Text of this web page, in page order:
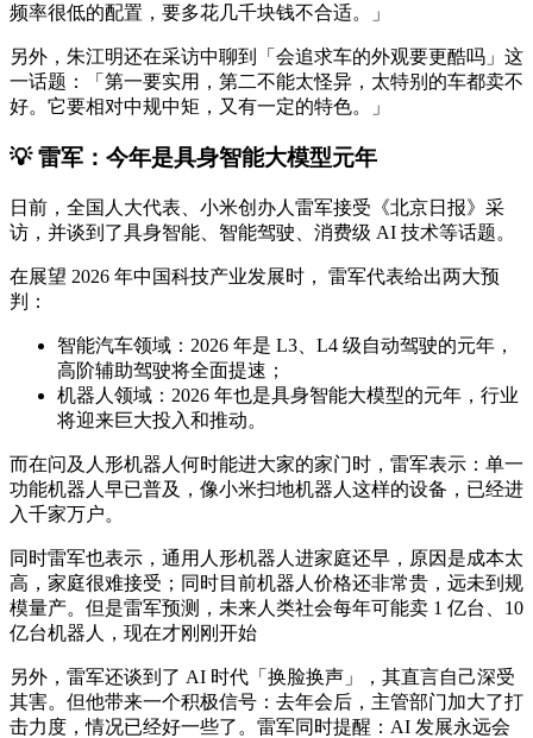
频率很低的配置，要多花几千块钱不合适。」
另外，朱江明还在采访中聊到「会追求车的外观要更酷吗」这
一话题：「第一要实用，第二不能太怪异，太特别的车都卖不
好。它要相对中规中矩，又有一定的特色。」
💡 雷军：今年是具身智能大模型元年
日前，全国人大代表、小米创办人雷军接受《北京日报》采
访，并谈到了具身智能、智能驾驶、消费级 AI 技术等话题。
在展望 2026 年中国科技产业发展时， 雷军代表给出两大预
判：
智能汽车领域：2026 年是 L3、L4 级自动驾驶的元年，
高阶辅助驾驶将全面提速；
机器人领域：2026 年也是具身智能大模型的元年，行业
将迎来巨大投入和推动。
而在问及人形机器人何时能进大家的家门时，雷军表示：单一
功能机器人早已普及，像小米扫地机器人这样的设备，已经进
入千家万户。
同时雷军也表示，通用人形机器人进家庭还早，原因是成本太
高，家庭很难接受；同时目前机器人价格还非常贵，远未到规
模量产。但是雷军预测，未来人类社会每年可能卖 1 亿台、10
亿台机器人，现在才刚刚开始
另外，雷军还谈到了 AI 时代「换脸换声」，其直言自己深受
其害。但他带来一个积极信号：去年会后，主管部门加大了打
击力度，情况已经好一些了。雷军同时提醒：AI 发展永远会